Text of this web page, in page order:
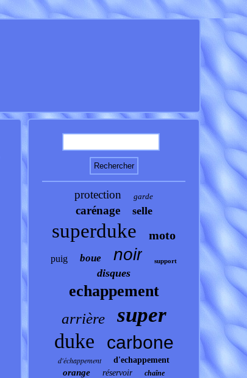
protection garde
carénage selle
superduke moto
puig boue noir support
disques
echappement
arrière super
duke carbone
d'échappement d'echappement
orange réservoir chaîne